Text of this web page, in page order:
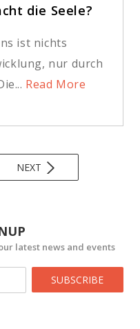
die Seele?
ist nichts
nur durch
Read More
NEXT
latest news and events
SUBSCRIBE